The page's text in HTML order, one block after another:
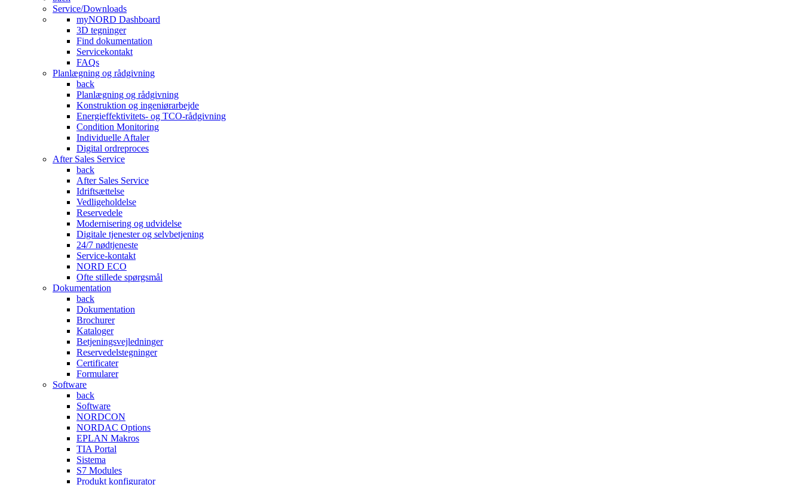
Service/Downloads
myNORD Dashboard
3D tegninger
Find dokumentation
Servicekontakt
FAQs
Planlægning og rådgivning
back
Planlægning og rådgivning
Konstruktion og ingeniørarbejde
Energieffektivitets- og TCO-rådgivning
Condition Monitoring
Individuelle Aftaler
Digital ordreproces
After Sales Service
back
After Sales Service
Idriftsættelse
Vedligeholdelse
Reservedele
Modernisering og udvidelse
Digitale tjenester og selvbetjening
24/7 nødtjeneste
Service-kontakt
NORD ECO
Ofte stillede spørgsmål
Dokumentation
back
Dokumentation
Brochurer
Kataloger
Betjeningsvejledninger
Reservedelstegninger
Certificater
Formularer
Software
back
Software
NORDCON
NORDAC Options
EPLAN Makros
TIA Portal
Sistema
S7 Modules
Produkt konfigurator